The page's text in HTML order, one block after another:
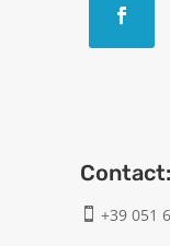
Contact:
 +39 051